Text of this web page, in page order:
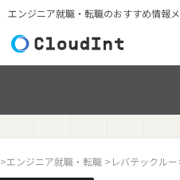
エンジニア就職・転職のおすすめ情報
>エンジニア就職・転職 > レバテックル